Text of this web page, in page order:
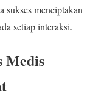
sukses menciptakan
setiap interaksi.
Medis